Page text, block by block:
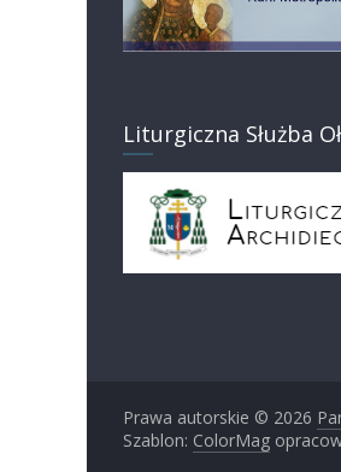
Liturgiczna Służba
Prawa autorskie © 2026
Szablon: ColorMag